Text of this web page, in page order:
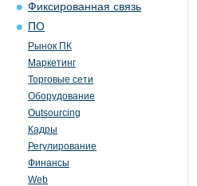
Фиксированная связь
ПО
Рынок ПК
Маркетинг
Торговые сети
Оборудование
Outsourcing
Кадры
Регулирование
Финансы
Web